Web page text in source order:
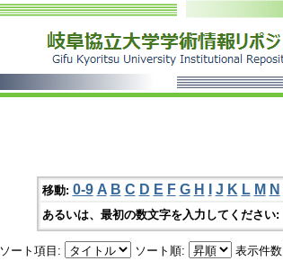
移動: 0-9 A B C D E F G H J K L M N
あるいは、最初の数文字を入力してください:
ソート項目: ソート順: 表示件数